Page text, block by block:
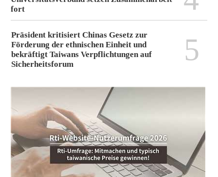
fort
Präsident kritisiert Chinas Gesetz zur
Förderung der ethnischen Einheit und
bekräftigt Taiwans Verpflichtungen auf
Sicherheitsforum
5